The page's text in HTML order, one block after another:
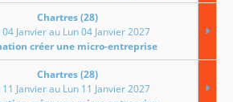
Chartres (28)
04 Janvier au Lun 04 Janvier 2027
créer une micro-entreprise
Chartres (28)
11 Janvier au Lun 11 Janvier 2027